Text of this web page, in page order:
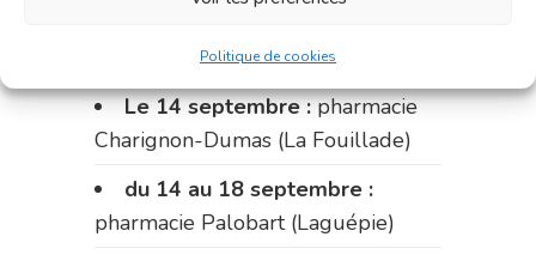
Politique de cookies
République)
Le 14 septembre :pharmacie
Charignon-Dumas (La Fouillade)
du 14 au 18 septembre :
pharmacie Palobart (Laguépie)